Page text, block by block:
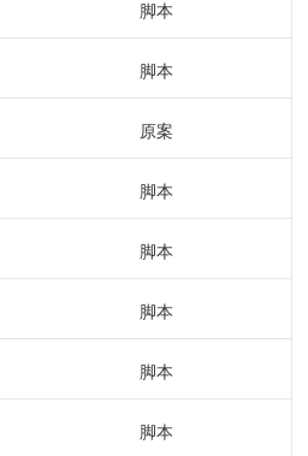
脚本
脚本
原案
脚本
脚本
脚本
脚本
脚本